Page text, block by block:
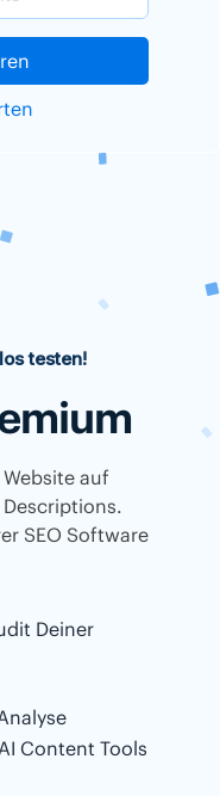
testen!
auf
SEO Software
Deiner
Content Tools